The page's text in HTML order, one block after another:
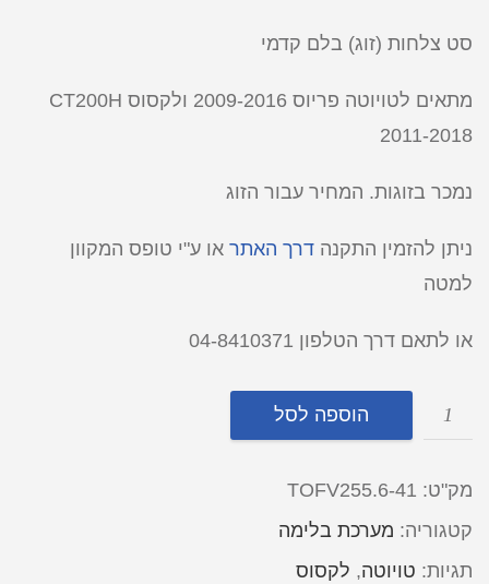
סט צלחות (זוג) בלם קדמי
מתאים לטויוטה פריוס 2009-2016 ולקסוס CT200H
2011-2018
נמכר בזוגות. המחיר עבור הזוג
ניתן להזמין התקנה דרך האתר או ע"י טופס המקוון
למטה
או לתאם דרך הטלפון 04-8410371
הוספה לסל
מק"ט: 41-TOFV255.6
קטגוריה: מערכת בלימה
תגיות: טויוטה, לקסוס